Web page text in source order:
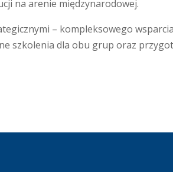
na arenie międzynarodowej.
– kompleksowego
szkolenia dla obu grup oraz